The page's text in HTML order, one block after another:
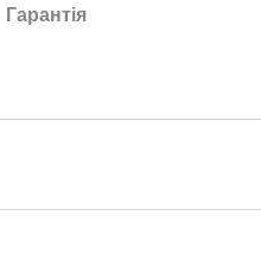
Гарантія